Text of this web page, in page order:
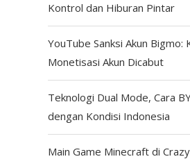
Kontrol dan Hiburan Pintar
YouTube Sanksi Akun Bigmo:
Monetisasi Akun Dicabut
Teknologi Dual Mode, Cara
dengan Kondisi Indonesia
Main Game Minecraft di